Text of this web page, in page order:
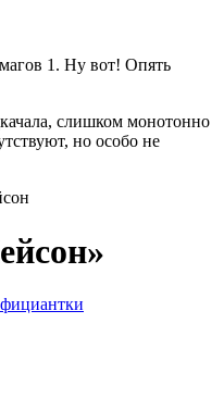
1. Ну вот! Опять
слишком монотонно
но особо не